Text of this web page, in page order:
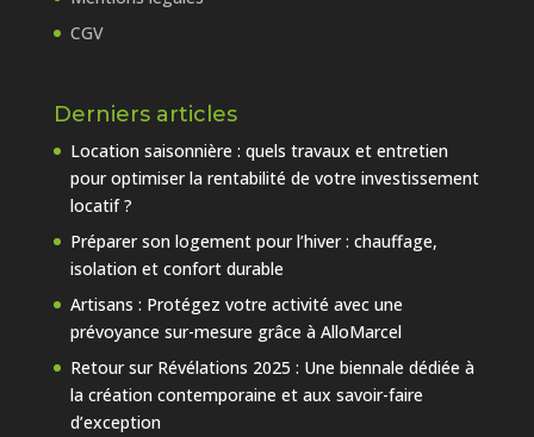
CGV
Derniers articles
Location saisonnière : quels travaux et entretien
pour optimiser la rentabilité de votre investissement
locatif ?
Préparer son logement pour l’hiver : chauffage,
isolation et confort durable
Artisans : Protégez votre activité avec une
prévoyance sur-mesure grâce à AlloMarcel
Retour sur Révélations 2025 : Une biennale dédiée à
la création contemporaine et aux savoir-faire
d’exception